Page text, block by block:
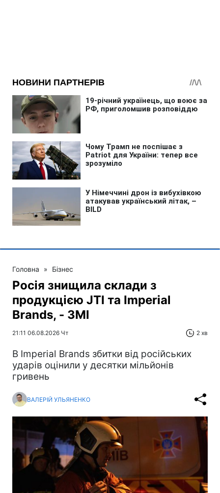
Головна » Бізнес
Росія знищила склади з
продукцією JTI та Imperial
Brands, - ЗМІ
21:11 06.08.2026 Чт 2 хв
В Imperial Brands збитки від російських
ударів оцінили у десятки мільйонів
гривень
ВАЛЕРІЙ УЛЬЯНЕНКО